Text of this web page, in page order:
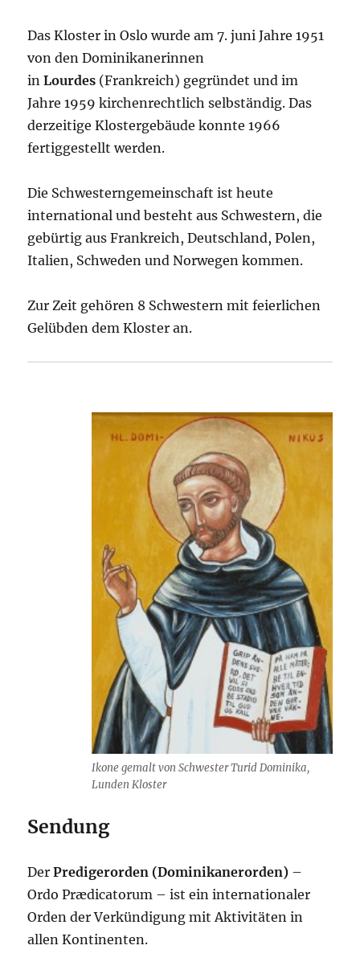
Das Kloster in Oslo wurde am 7. juni Jahre 1951
von den Dominikanerinnen
inLourdes (Frankreich) gegründet und im
Jahre 1959 kirchenrechtlich selbständig. Das
derzeitige Klostergebäude konnte 1966
fertiggestellt werden.
Die Schwesterngemeinschaft ist heute
international und besteht aus Schwestern, die
gebürtig aus Frankreich, Deutschland, Polen,
Italien, Schweden und Norwegen kommen.
Zur Zeit gehören 8 Schwestern mit feierlichen
Gelübden dem Kloster an.
Ikone gemalt von Schwester Turid Dominika,
Lunden Kloster
Sendung
DerPredigerorden (Dominikanerorden) –
Ordo Prædicatorum – ist ein internationaler
Orden der Verkündigung mit Aktivitäten in
allen Kontinenten.